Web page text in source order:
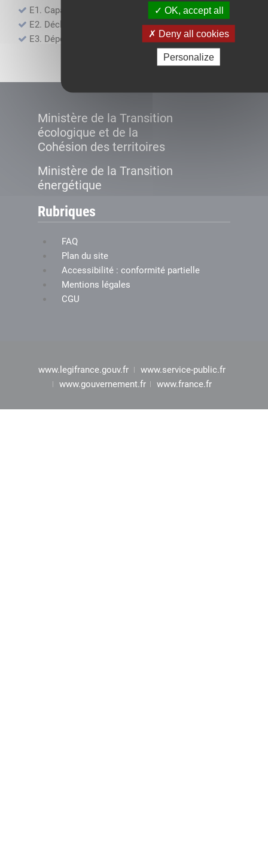
OK, accept all
Deny all cookies
Personalize
E1. Capacité financière
E2. Déclaration de sous-traitance
E3. Dépôt des comptes annuels
Ministère de la Transition
écologique et de la
Cohésion des territoires
Ministère de la Transition
énergétique
Rubriques
FAQ
Plan du site
Accessibilité : conformité partielle
Mentions légales
CGU
www.legifrance.gouv.fr
www.service-public.fr
www.gouvernement.fr
www.france.fr